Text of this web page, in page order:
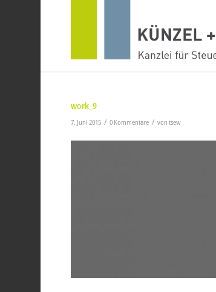
work_9
7. Juni 2015 / 0 Kommentare / vontsew